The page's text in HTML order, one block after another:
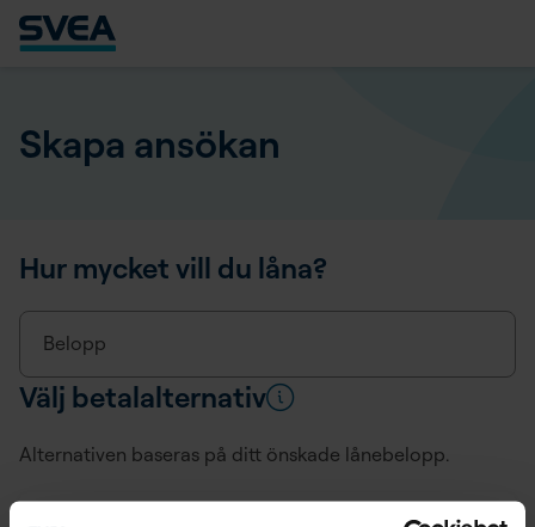
Skapa ansökan
Hur mycket vill du låna?
Belopp
Välj betalalternativ
Alternativen baseras på ditt önskade lånebelopp.